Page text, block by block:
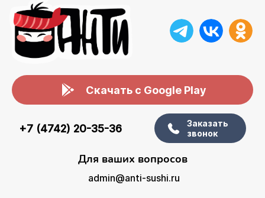
Скачать с Google Play
+7 (4742) 20-35-36
Заказать
звонок
Для ваших вопросов
admin@anti-sushi.ru